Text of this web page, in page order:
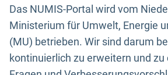
Das NUMIS-Portal wird vom
Ministerium für Umwelt, Energie
(MU) betrieben. Wir sind darum
kontinuierlich zu erweitern und zu